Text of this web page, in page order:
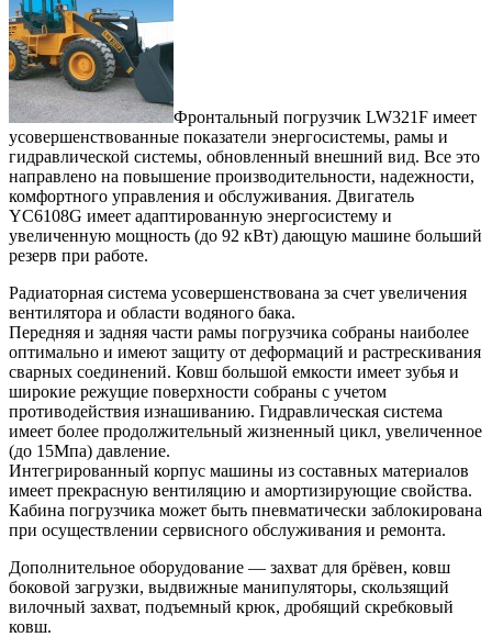
Фронтальный погрузчик LW321F имеет
усовершенствованные показатели энергосистемы, рамы и
гидравлической системы, обновленный внешний вид. Все это
направлено на повышение производительности, надежности,
комфортного управления и обслуживания. Двигатель
YC6108G имеет адаптированную энергосистему и
увеличенную мощность (до 92 кВт) дающую машине больший
резерв при работе.
Радиаторная система усовершенствована за счет увеличения
вентилятора и области водяного бака.
Передняя и задняя части рамы погрузчика собраны наиболее
оптимально и имеют защиту от деформаций и растрескивания
сварных соединений. Ковш большой емкости имеет зубья и
широкие режущие поверхности собраны с учетом
противодействия изнашиванию. Гидравлическая система
имеет более продолжительный жизненный цикл, увеличенное
(до 15Мпа) давление.
Интегрированный корпус машины из составных материалов
имеет прекрасную вентиляцию и амортизирующие свойства.
Кабина погрузчика может быть пневматически заблокирована
при осуществлении сервисного обслуживания и ремонта.
Дополнительное оборудование — захват для брёвен, ковш
боковой загрузки, выдвижные манипуляторы, скользящий
вилочный захват, подъемный крюк, дробящий скребковый
ковш.